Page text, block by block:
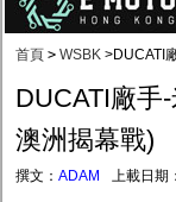
首頁 > WSBK >DUCATI
DUCATI廠手
澳洲揭幕戰)
撰文： ADAM 上載日期：